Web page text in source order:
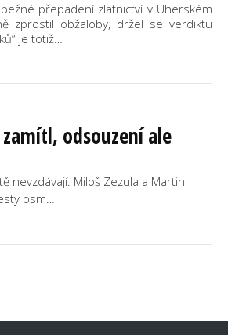
přepadení zlatnictví v Uherském
zprostil obžaloby, držel se verdiktu
je totiž…
odsouzení ale
nevzdávají. Miloš Zezula a Martin
osm…